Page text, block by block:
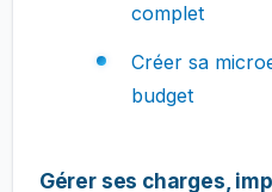
complet
Créer sa
budget
Gérer ses charges,